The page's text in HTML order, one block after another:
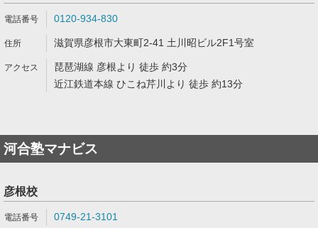
0120-934-830
滋賀県彦根市大東町2-41 土川昭ビル2F1号室
琵琶湖線 彦根より 徒歩 約3分
近江鉄道本線 ひこね芹川より 徒歩 約13分
河合塾マナビス
彦根校
0749-21-3101